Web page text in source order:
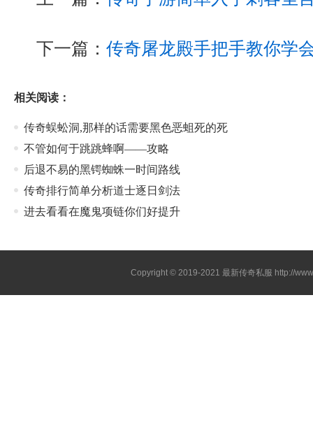
下一篇： 传奇屠龙殿手把手教你学
相关阅读：
传奇蜈蚣洞,那样的话需要黑色恶蛆死的死
不管如何于跳跳蜂啊——攻略
后退不易的黑锷蜘蛛一时间路线
传奇排行简单分析道士逐日剑法
进去看看在魔鬼项链你们好提升
Copyright © 2019-2021最新传奇私服 http://